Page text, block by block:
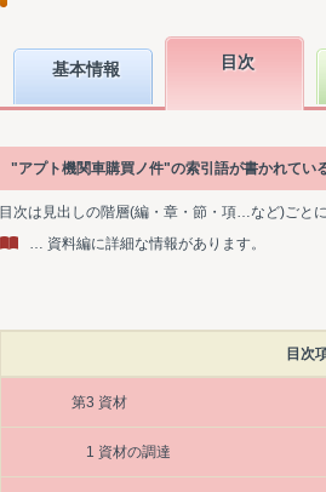
基本情報 目次
"アプト機関車購買ノ件"の索引語が書かれてい
目次は見出しの階層(編・章・節・項…など)ごと
… 資料編に詳細な情報があります。
目次
第3 資材
1 資材の調達